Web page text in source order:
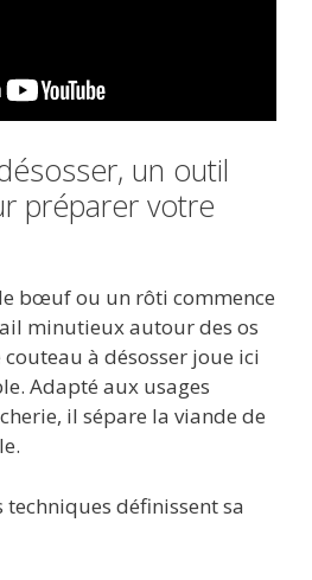
un outil
préparer votre
bœuf ou un rôti commence
minutieux autour des os
à désosser joue ici
Adapté aux usages
il sépare la viande de
définissent sa